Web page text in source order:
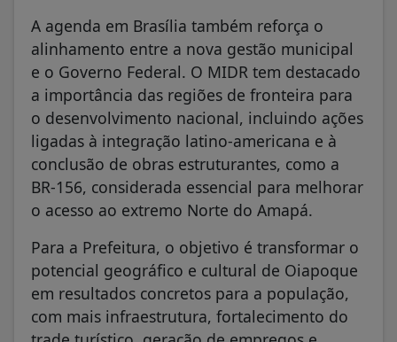
A agenda em Brasília também reforça o
alinhamento entre a nova gestão municipal
e o Governo Federal. O MIDR tem destacado
a importância das regiões de fronteira para
o desenvolvimento nacional, incluindo ações
ligadas à integração latino-americana e à
conclusão de obras estruturantes, como a
BR-156, considerada essencial para melhorar
o acesso ao extremo Norte do Amapá.
Para a Prefeitura, o objetivo é transformar o
potencial geográfico e cultural de Oiapoque
em resultados concretos para a população,
com mais infraestrutura, fortalecimento do